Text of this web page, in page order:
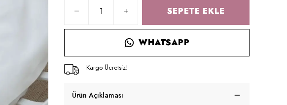
SEPETE EKLE
WHATSAPP
Kargo Ücretsiz!
Ürün Açıklaması